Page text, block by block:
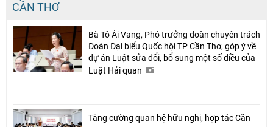
CẦN THƠ
Bà Tô Ái Vang, Phó trưởng đoàn chuyên trách
Đoàn Đại biểu Quốc hội TP Cần Thơ, góp ý về
dự án Luật sửa đổi, bổ sung một số điều của
Luật Hải quan
Tăng cường quan hệ hữu nghị, hợp tác Cần